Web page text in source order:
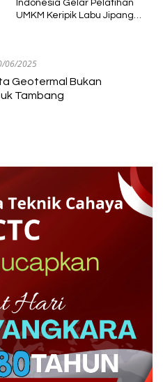
Indonesia Gelar Pelatihan
UMKM Keripik Labu Jipang
06/2025
Geotermal Bukan
Tambang